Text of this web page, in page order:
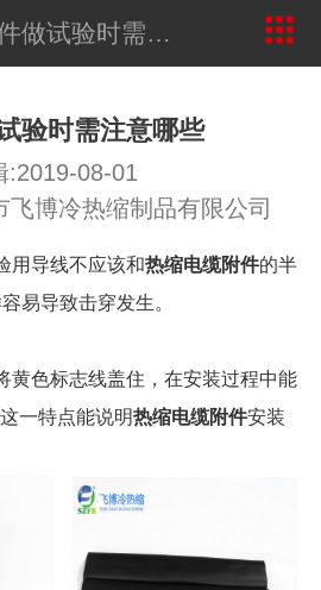
热缩电缆附件做试验时需注意哪些
验时需注意哪些
:2019-08-01
飞博冷热缩制品有限公司
用导线不应该和热缩电缆附件的半
易导致击穿发生。
黄色标志线盖住，在安装过程中能
一特点能说明热缩电缆附件安装